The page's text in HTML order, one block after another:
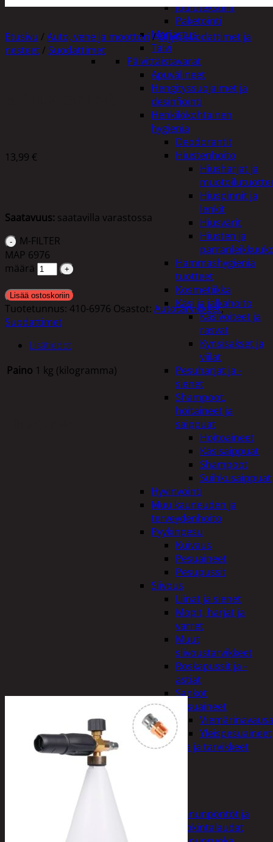
Joulutekstiilit
Paketointi
Marjastus
Talvi
Päivittäistavarat
Apuvälineet
Hengityssuojaimet ja
desinfiointi
Henkilökohtainen
hygienia
Deodorantit
Hiustenhoito
Hiusharjat ja
Hiuspinnit ja
lenkit
Hiusvärit
Hiusten ja
Hammashygienia
tuotteet
Kosmetiikka
Käsi ja jalkahoito
Käsivoiteet ja
rasvat
Kynsisakset ja
viilat
Pesuharjat ja -
sienet
Shampoot,
hoitaineet ja
saippuat
Hoitoaineet
Käsisaippuat
Shampoot
Suihkusaippuat
Hyvinvointi
Muu kauneuden ja
terveydenhoito
Pyykinpesu
Kuivaus
Pesuaineet
Pesupussit
Siivous
Liinat ja sienet
Mopit, harjat ja
varret
Muut
siivoustarvikkeet
Roskapussit ja -
astiat
Sankot
Pesuaineet
Yleispesuaineet
Eläintenruoka ja tarvikkeet
Linnunpöntöt ja
ruokintalaudat
Etusivu / Auto, vene ja moottori /Öljyt, suodattimet ja
nesteet / Suodattimet
13,99 €
Saatavuus: saatavilla varastossa
M-FILTER
MAP 6976
määrä
Lisää ostoskoriin
Tuotetunnus: 410-6976 Osastot: Autotarvikkeet,
Suodattimet
Lisätiedot
Paino 1 kg (kilogramma)